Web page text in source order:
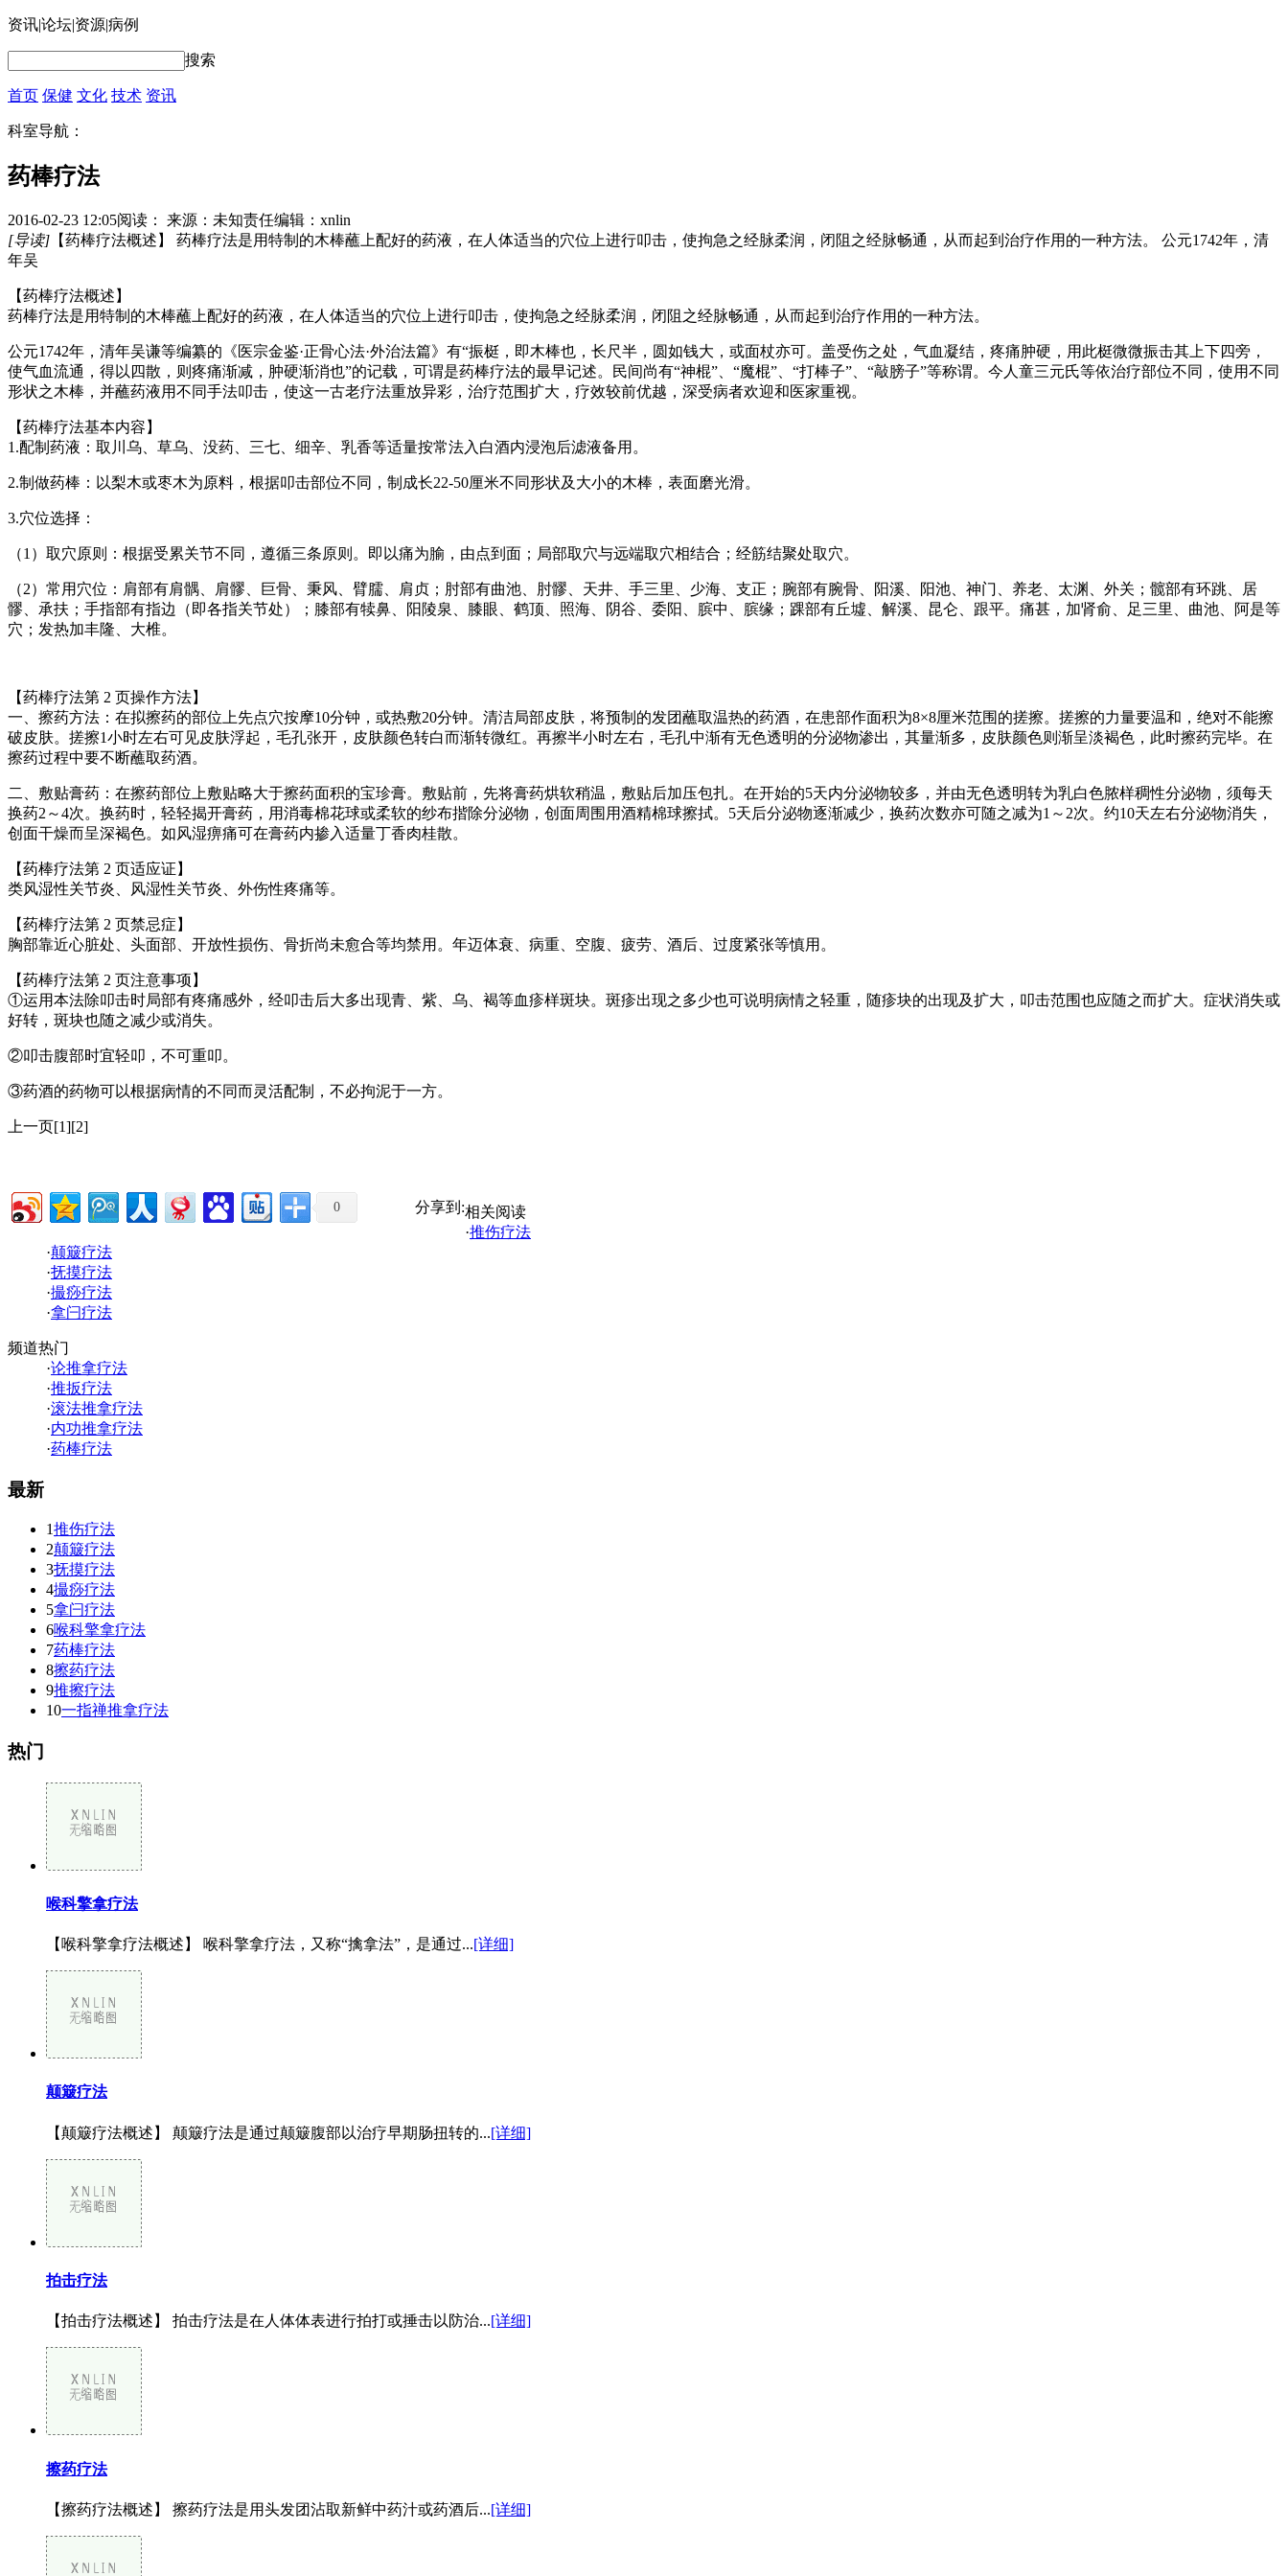
资讯|论坛|资源|病例
搜索
首页 保健 文化 技术 资讯
科室导航：
药棒疗法
2016-02-23 12:05阅读： 来源：未知责任编辑：xnlin
[导读] 【药棒疗法概述】 药棒疗法是用特制的木棒蘸上配好的药液，在人体适当的穴位上进行叩击，使拘急之经脉柔润，闭阻之经脉畅通，从而起到治疗作用的一种方法。 公元1742年，清
年吴
【药棒疗法概述】
药棒疗法是用特制的木棒蘸上配好的药液，在人体适当的穴位上进行叩击，使拘急之经脉柔润，闭阻之经脉畅通，从而起到治疗作用的一种方法。
公元1742年，清年吴谦等编纂的《医宗金鉴·正骨心法·外治法篇》有“振梃，即木棒也，长尺半，圆如钱大，或面杖亦可。盖受伤之处，气血凝结，疼痛肿硬，用此梃微微振击其上下四旁，
使气血流通，得以四散，则疼痛渐减，肿硬渐消也”的记载，可谓是药棒疗法的最早记述。民间尚有“神棍”、“魔棍”、“打棒子”、“敲膀子”等称谓。今人童三元氏等依治疗部位不同，使用不同
形状之木棒，并蘸药液用不同手法叩击，使这一古老疗法重放异彩，治疗范围扩大，疗效较前优越，深受病者欢迎和医家重视。
【药棒疗法基本内容】
1.配制药液：取川乌、草乌、没药、三七、细辛、乳香等适量按常法入白酒内浸泡后滤液备用。
2.制做药棒：以梨木或枣木为原料，根据叩击部位不同，制成长22-50厘米不同形状及大小的木棒，表面磨光滑。
3.穴位选择：
（1）取穴原则：根据受累关节不同，遵循三条原则。即以痛为腧，由点到面；局部取穴与远端取穴相结合；经筋结聚处取穴。
（2）常用穴位：肩部有肩髃、肩髎、巨骨、秉风、臂臑、肩贞；肘部有曲池、肘髎、天井、手三里、少海、支正；腕部有腕骨、阳溪、阳池、神门、养老、太渊、外关；髋部有环跳、居
髎、承扶；手指部有指边（即各指关节处）；膝部有犊鼻、阳陵泉、膝眼、鹤顶、照海、阴谷、委阳、膑中、膑缘；踝部有丘墟、解溪、昆仑、跟平。痛甚，加肾俞、足三里、曲池、阿是等
穴；发热加丰隆、大椎。
【药棒疗法第 2 页操作方法】
一、擦药方法：在拟擦药的部位上先点穴按摩10分钟，或热敷20分钟。清洁局部皮肤，将预制的发团蘸取温热的药酒，在患部作面积为8×8厘米范围的搓擦。搓擦的力量要温和，绝对不能擦
破皮肤。搓擦1小时左右可见皮肤浮起，毛孔张开，皮肤颜色转白而渐转微红。再擦半小时左右，毛孔中渐有无色透明的分泌物渗出，其量渐多，皮肤颜色则渐呈淡褐色，此时擦药完毕。在
擦药过程中要不断蘸取药酒。
二、敷贴膏药：在擦药部位上敷贴略大于擦药面积的宝珍膏。敷贴前，先将膏药烘软稍温，敷贴后加压包扎。在开始的5天内分泌物较多，并由无色透明转为乳白色脓样稠性分泌物，须每天
换药2～4次。换药时，轻轻揭开膏药，用消毒棉花球或柔软的纱布揩除分泌物，创面周围用酒精棉球擦拭。5天后分泌物逐渐减少，换药次数亦可随之减为1～2次。约10天左右分泌物消失，
创面干燥而呈深褐色。如风湿痹痛可在膏药内掺入适量丁香肉桂散。
【药棒疗法第 2 页适应证】
类风湿性关节炎、风湿性关节炎、外伤性疼痛等。
【药棒疗法第 2 页禁忌症】
胸部靠近心脏处、头面部、开放性损伤、骨折尚未愈合等均禁用。年迈体衰、病重、空腹、疲劳、酒后、过度紧张等慎用。
【药棒疗法第 2 页注意事项】
①运用本法除叩击时局部有疼痛感外，经叩击后大多出现青、紫、乌、褐等血疹样斑块。斑疹出现之多少也可说明病情之轻重，随疹块的出现及扩大，叩击范围也应随之而扩大。症状消失或
好转，斑块也随之减少或消失。
②叩击腹部时宜轻叩，不可重叩。
③药酒的药物可以根据病情的不同而灵活配制，不必拘泥于一方。
上一页[1][2]
分享到:
0
相关阅读
·推伤疗法
·颠簸疗法
·抚摸疗法
·撮痧疗法
·拿闩疗法
频道热门
·论推拿疗法
·推扳疗法
·滚法推拿疗法
·内功推拿疗法
·药棒疗法
最新
1推伤疗法
2颠簸疗法
3抚摸疗法
4撮痧疗法
5拿闩疗法
6喉科擎拿疗法
7药棒疗法
8擦药疗法
9推擦疗法
10一指禅推拿疗法
热门
喉科擎拿疗法
【喉科擎拿疗法概述】 喉科擎拿疗法，又称“擒拿法”，是通过...[详细]
颠簸疗法
【颠簸疗法概述】 颠簸疗法是通过颠簸腹部以治疗早期肠扭转的...[详细]
拍击疗法
【拍击疗法概述】 拍击疗法是在人体体表进行拍打或捶击以防治...[详细]
擦药疗法
【擦药疗法概述】 擦药疗法是用头发团沾取新鲜中药汁或药酒后...[详细]